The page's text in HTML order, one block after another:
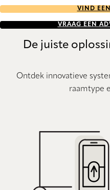
VIND
VRAAG EEN
De juiste
Ontdek innovatieve
raamtype